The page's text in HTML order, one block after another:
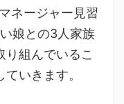
ネージャー見習
娘との3人家族
組んでいるこ
いきます。